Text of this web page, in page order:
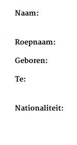
Naam
Roepnaam
Geboren
Te
Nationaliteit